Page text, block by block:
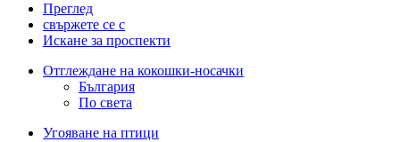
Преглед
свържете се с
Искане за проспекти
Отглеждане на кокошки-носачки
България
По света
Угояване на птици